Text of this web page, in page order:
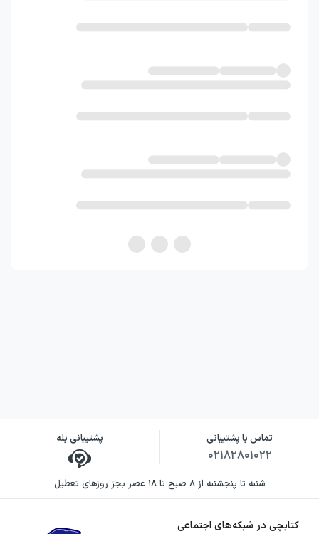
تماس با پشتیبانی
۰۲۱۸۲۸۰۱۰۲۲
پشتیبانی بله
شنبه تا پنجشنبه از ۸ صبح تا ۱۸ عصر بجز روزهای تعطیل
کتابچی در شبکه‌های اجتماعی